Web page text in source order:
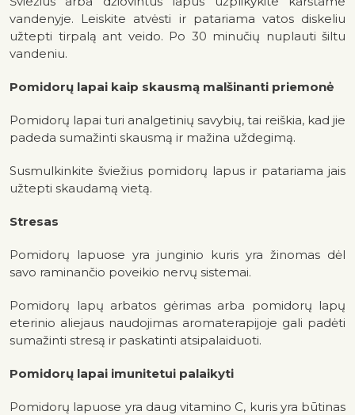
vandenyje. Leiskite atvėsti ir patariama vatos diskeliu
užtepti tirpalą ant veido. Po 30 minučių nuplauti šiltu
vandeniu.
Pomidorų lapai kaip skausmą malšinanti priemonė
Pomidorų lapai turi analgetinių savybių, tai reiškia, kad jie
padeda sumažinti skausmą ir mažina uždegimą.
Susmulkinkite šviežius pomidorų lapus ir patariama jais
užtepti skaudamą vietą.
Stresas
Pomidorų lapuose yra junginio kuris yra žinomas dėl
savo raminančio poveikio nervų sistemai.
Pomidorų lapų arbatos gėrimas arba pomidorų lapų
eterinio aliejaus naudojimas aromaterapijoje gali padėti
sumažinti stresą ir paskatinti atsipalaiduoti.
Pomidorų lapai imunitetui palaikyti
Pomidorų lapuose yra daug vitamino C, kuris yra būtinas